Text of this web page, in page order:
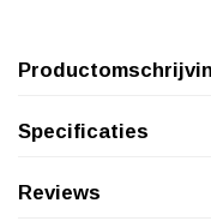
Specificaties
Reviews